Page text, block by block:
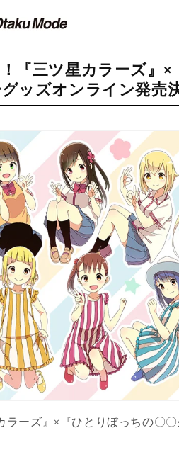
『三ツ星カラーズ』×
ッズオンライン発売
ラーズ』×『ひとりぼっちの〇